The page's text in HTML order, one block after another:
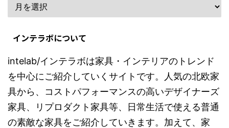
インテラボについて
intelab/インテラボは家具・インテリアのトレンド
を中心にご紹介していくサイトです。人気の北欧家
具から、コストパフォーマンスの高いデザイナーズ
家具、リプロダクト家具等、日常生活で使える普通
の素敵な家具をご紹介していきます。加えて、家